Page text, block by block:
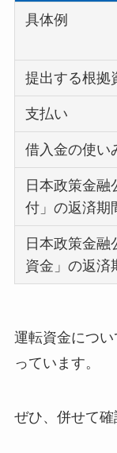
具体例
提出する根拠
支払い
借入金の使い
日本政策金融
付」の返済期
日本政策金融
資金」の返済
運転資金につ
っています。
ぜひ、併せて確